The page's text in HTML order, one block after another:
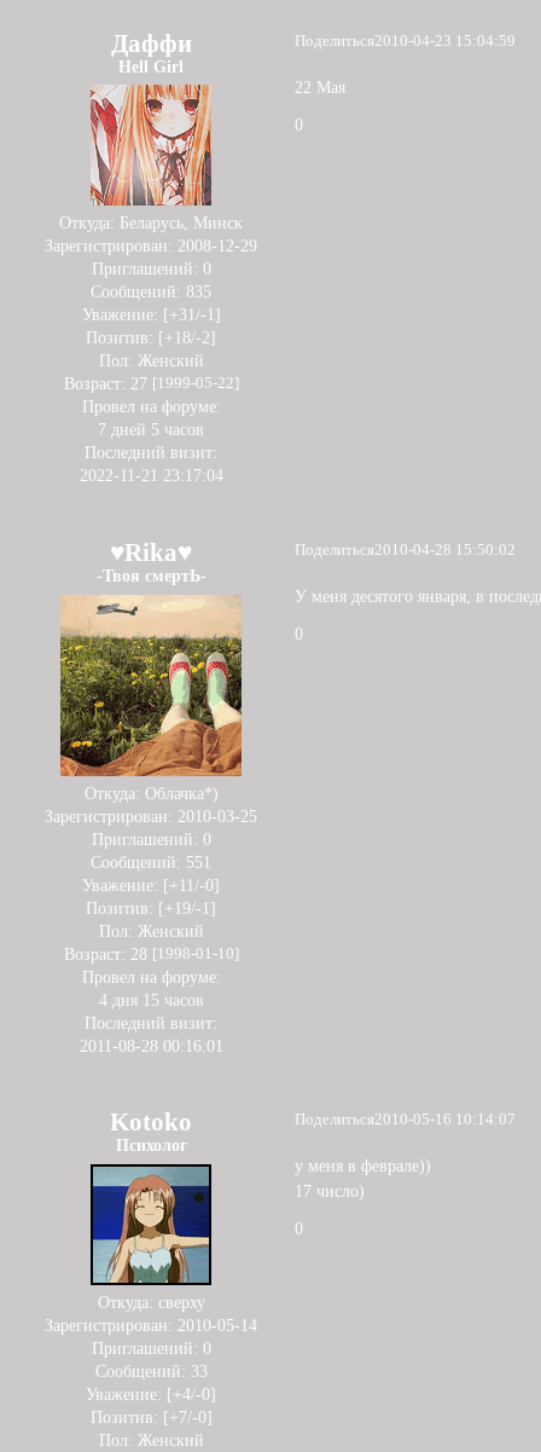
Поделиться2010-04-23 15:04:59
Даффи
Hell Girl
Откуда: Беларусь, Минск
Зарегистрирован: 2008-12-29
Приглашений: 0
Сообщений: 835
Уважение: [+31/-1]
Позитив: [+18/-2]
Пол: Женский
Возраст: 27 [1999-05-22]
Провел на форуме:
7 дней 5 часов
Последний визит:
2022-11-21 23:17:04
22 Мая
0
Поделиться2010-04-28 15:50:02
♥Rika♥
-Твоя смертЬ-
Откуда: Облачка*)
Зарегистрирован: 2010-03-25
Приглашений: 0
Сообщений: 551
Уважение: [+11/-0]
Позитив: [+19/-1]
Пол: Женский
Возраст: 28 [1998-01-10]
Провел на форуме:
4 дня 15 часов
Последний визит:
2011-08-28 00:16:01
У меня десятого января, в
0
Поделиться2010-05-16 10:14:07
Kotoko
Психолог
Откуда: сверху
Зарегистрирован: 2010-05-14
Приглашений: 0
Сообщений: 33
Уважение: [+4/-0]
Позитив: [+7/-0]
Пол: Женский
у меня в феврале))
17 число)
0